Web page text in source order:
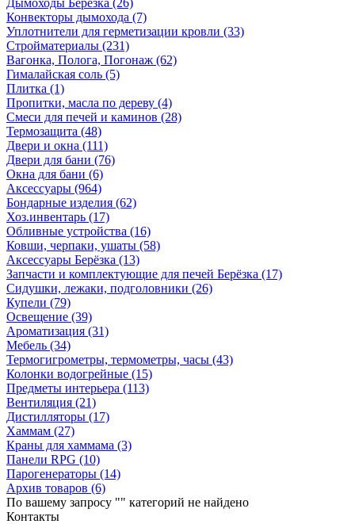
Дымоходы Берёзка (26)
Конвекторы дымохода (7)
Уплотнители для герметизации кровли (33)
Стройматериалы (231)
Вагонка, Полога, Погонаж (62)
Гималайская соль (5)
Плитка (1)
Пропитки, масла по дереву (4)
Смеси для печей и каминов (28)
Термозащита (48)
Двери и окна (111)
Двери для бани (76)
Окна для бани (6)
Аксессуары (964)
Бондарные изделия (62)
Хоз.инвентарь (17)
Обливные устройства (16)
Ковши, черпаки, ушаты (58)
Аксессуары Берёзка (13)
Запчасти и комплектующие для печей Берёзка (17)
Сидушки, лежаки, подголовники (26)
Купели (79)
Освещение (39)
Ароматизация (31)
Мебель (34)
Термогигрометры, термометры, часы (43)
Колонки водогрейные (15)
Предметы интерьера (113)
Вентиляция (21)
Дистилляторы (17)
Хаммам (27)
Краны для хаммама (3)
Панели RPG (10)
Парогенераторы (14)
Архив товаров (6)
По вашему запросу "" категорий не найдено
Контакты